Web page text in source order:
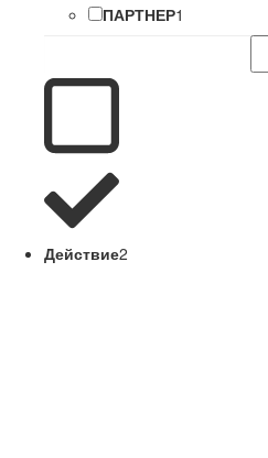
ПАРТНЕР1
Действие2